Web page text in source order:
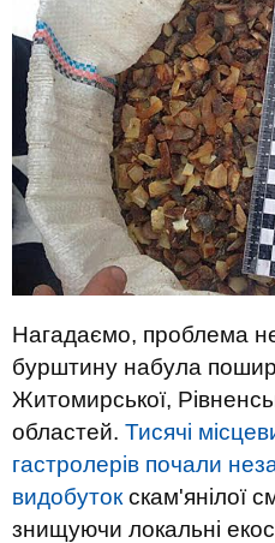
Нагадаємо, проблема
бурштину набула
Житомирської,
областей. Тисячі
гастролерів почали
видобуток скам'янілої
знищуючи локальні